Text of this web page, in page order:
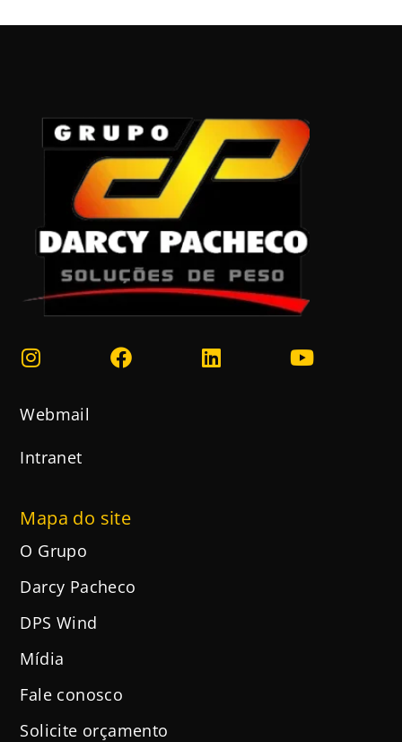
Webmail
Intranet
Mapa do site
O Grupo
Darcy Pacheco
DPS Wind
Mídia
Fale conosco
Solicite orçamento